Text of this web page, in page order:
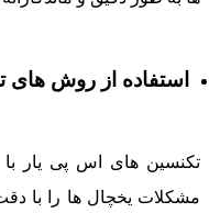
استفاده از روش های
تکنسین های اس پی یار با
مشکلات یخچال ها را با دقت